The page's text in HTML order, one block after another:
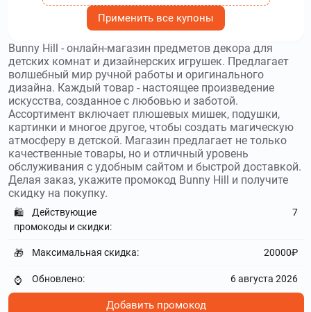
Применить все купоны
Bunny Hill - онлайн-магазин предметов декора для
детских комнат и дизайнерских игрушек. Предлагает
волшебный мир ручной работы и оригинального
дизайна. Каждый товар - настоящее произведение
искусства, созданное с любовью и заботой.
Ассортимент включает плюшевых мишек, подушки,
картинки и многое другое, чтобы создать магическую
атмосферу в детской. Магазин предлагает не только
качественные товары, но и отличный уровень
обслуживания с удобным сайтом и быстрой доставкой.
Делая заказ, укажите промокод Bunny Hill и получите
скидку на покупку.
🛍️
Действующие
промокоды и скидки:
7
🎁 Максимальная скидка: 20000₽
⌚ Обновлено: 6 августа 2026
Добавить промокод